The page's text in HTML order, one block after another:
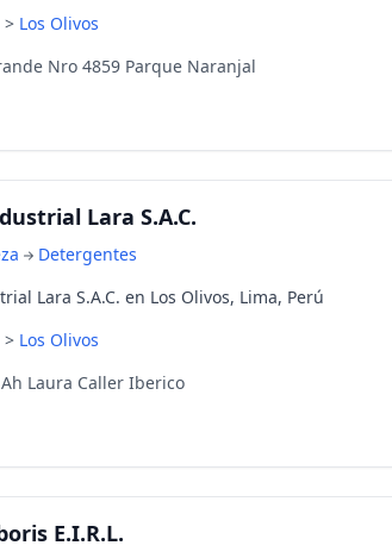
> Los Olivos
Nro 4859 Parque Naranjal
Lara S.A.C.
Detergentes
Lara S.A.C. en Los Olivos, Lima, Perú
> Los Olivos
Laura Caller Iberico
E.I.R.L.